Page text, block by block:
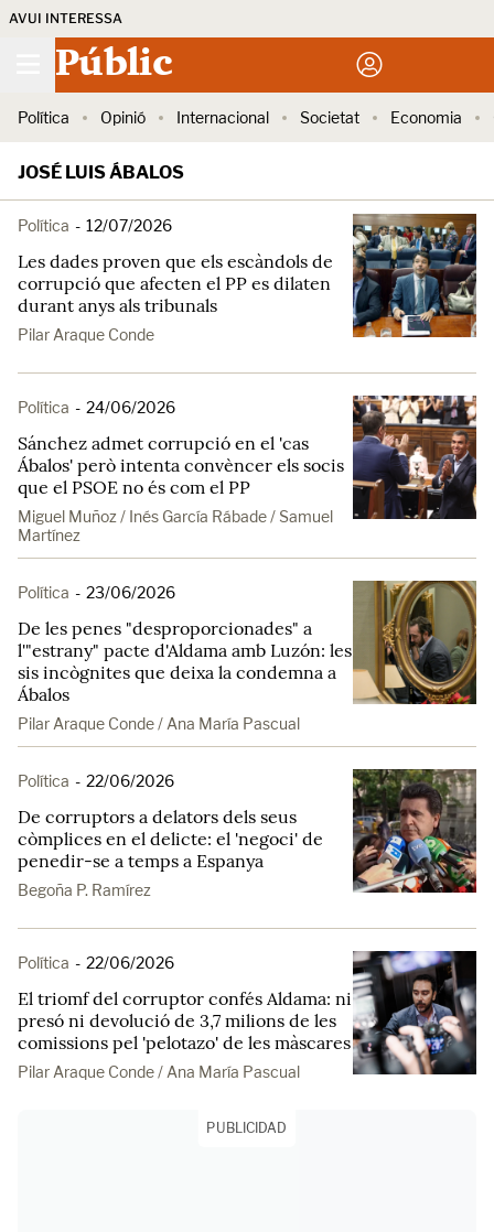
AVUI INTERESSA
Públic
Política Opinió Internacional Societat Economia
JOSÉ LUIS ÁBALOS
Política - 12/07/2026
Les dades proven que els escàndols de
corrupció que afecten el PP es dilaten
durant anys als tribunals
Pilar Araque Conde
Política - 24/06/2026
Sánchez admet corrupció en el 'cas
Ábalos' però intenta convèncer els socis
que el PSOE no és com el PP
Miguel Muñoz / Inés García Rábade / Samuel
Martínez
Política - 23/06/2026
De les penes "desproporcionades" a
l'"estrany" pacte d'Aldama amb Luzón: les
sis incògnites que deixa la condemna a
Ábalos
Pilar Araque Conde / Ana María Pascual
Política - 22/06/2026
De corruptors a delators dels seus
còmplices en el delicte: el 'negoci' de
penedir-se a temps a Espanya
Begoña P. Ramírez
Política - 22/06/2026
El triomf del corruptor confés Aldama: ni
presó ni devolució de 3,7 milions de les
comissions pel 'pelotazo' de les màscares
Pilar Araque Conde / Ana María Pascual
PUBLICIDAD